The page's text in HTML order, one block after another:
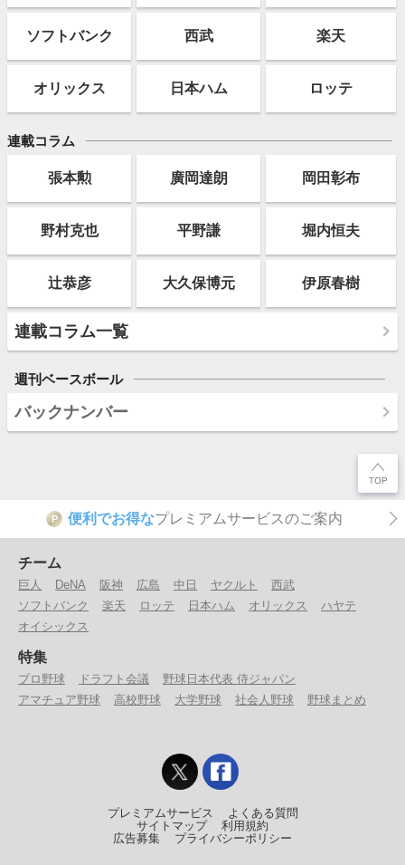
ソフトバンク 西武 楽天
オリックス 日本ハム ロッテ
連載コラム
張本勲 廣岡達朗 岡田彰布
野村克也 平野謙 堀内恒夫
辻恭彦 大久保博元 伊原春樹
連載コラム一覧
週刊ベースボール
バックナンバー
P 便利でお得なプレミアムサービスのご案内
チーム
巨人 DeNA 阪神 広島 中日 ヤクルト
西武
ソフトバンク
楽天 ロッテ 日本ハム オリックス
ハヤテ
オイシックス
特集
プロ野球 ドラフト会議
野球日本代表 侍ジャパン
アマチュア野球
高校野球 大学野球 社会人野球 野球まとめ
プレミアムサービス
よくある質問
サイトマップ
利用規約
広告募集
プライバシーポリシー